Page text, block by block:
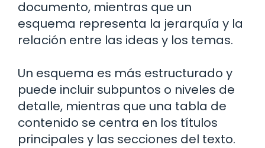
documento, mientras que un
esquema representa la jerarquía y la
relación entre las ideas y los temas.
Un esquema es más estructurado y
puede incluir subpuntos o niveles de
detalle, mientras que una tabla de
contenido se centra en los títulos
principales y las secciones del texto.